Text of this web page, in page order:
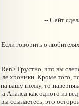
-- Сайт
Если говорить о
Ren> Грустно, что вы
ле хроники. Кроме того,
на вашу полку, то
а Апалса как одного из
вы ссылаетесь, это